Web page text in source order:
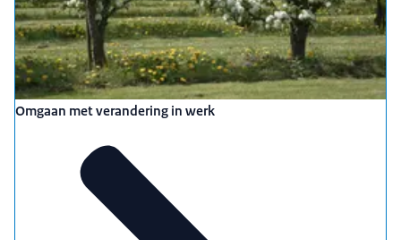
Omgaan met verandering in werk